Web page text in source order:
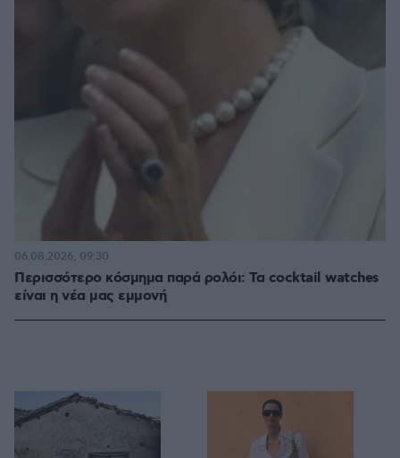
Περισσότερο κόσμημα παρά ρολόι: Τα cocktail watches
είναι η νέα μας εμμονή
06.08.2026, 09:30